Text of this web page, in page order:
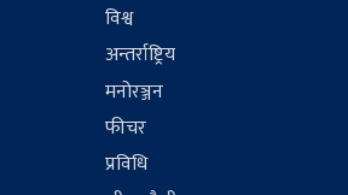
विश्व
अन्तर्राष्ट्रिय
मनोरञ्जन
फीचर
प्रविधि